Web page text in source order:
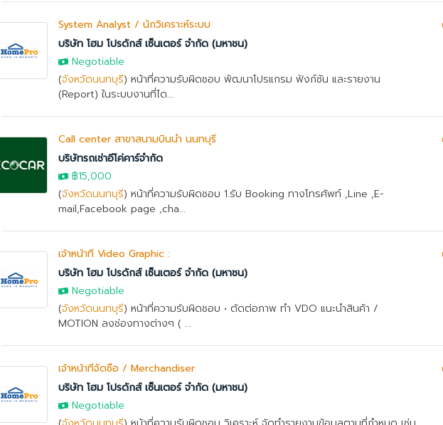
System Analyst / นักวิเคราะห์ระบบ
บริษัท โฮม โปรดักส์ เซ็นเตอร์ จำกัด (มหาชน)
Negotiable
(จังหวัดนนทบุรี) หน้าที่ความรับผิดชอบ พัฒนาโปรแกรม ฟังก์ชัน และรายงาน
(Report) ในระบบงานที่ได...
Call center สาขาสนามบินน้ำ นนทบุรี
บริษัทรถเช่าอีโค่คาร์จำกัด
฿15,000
(จังหวัดนนทบุรี) หน้าที่ความรับผิดชอบ 1.รับ Booking ทางโทรศัพท์ ,Line ,E-
mail,Facebook page ,cha...
เจ้าหน้าที่ Video Graphic :
บริษัท โฮม โปรดักส์ เซ็นเตอร์ จำกัด (มหาชน)
Negotiable
(จังหวัดนนทบุรี) หน้าที่ความรับผิดชอบ • ตัดต่อภาพ ทำ VDO แนะนำสินค้า /
MOTION ลงช่องทางต่างๆ ( ...
เจ้าหน้าที่จัดซื้อ / Merchandiser
บริษัท โฮม โปรดักส์ เซ็นเตอร์ จำกัด (มหาชน)
Negotiable